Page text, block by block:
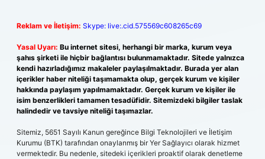
Reklam ve İletişim: Skype: live:.cid.575569c608265c69
Yasal Uyarı: Bu internet sitesi, herhangi bir marka, kurum veya
şahıs şirketi ile hiçbir bağlantısı bulunmamaktadır. Sitede yalnızca
kendi hazırladığımız makaleler paylaşılmaktadır. Burada yer alan
içerikler haber niteliği taşımamakta olup, gerçek kurum ve kişiler
hakkında paylaşım yapılmamaktadır. Gerçek kurum ve kişiler ile
isim benzerlikleri tamamen tesadüfidir. Sitemizdeki bilgiler taslak
halindedir ve tavsiye niteliği taşımazlar.
Sitemiz, 5651 Sayılı Kanun gereğince Bilgi Teknolojileri ve İletişim
Kurumu (BTK) tarafından onaylanmış bir Yer Sağlayıcı olarak hizmet
vermektedir. Bu nedenle, sitedeki içerikleri proaktif olarak denetleme